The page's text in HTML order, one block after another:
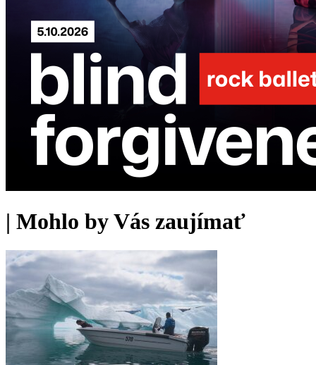
| Mohlo by Vás zaujímať